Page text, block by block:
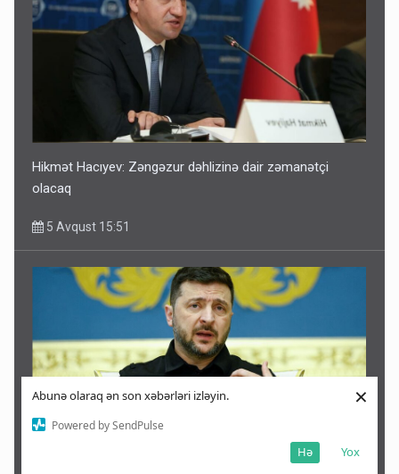
Abunə olaraq ən son xəbərləri izləyin.
Powered by SendPulse
Yox
Hə
×
Hikmət Hacıyev: Zəngəzur dəhlizinə dair zəmanətçi
olacaq
5 Avqust 15:51